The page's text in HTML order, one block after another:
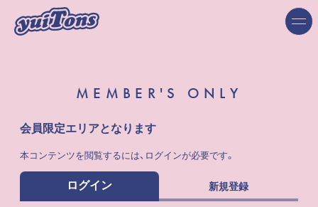
MEMBER'S ONLY
会員限定エリアとなります
本コンテンツを閲覧するには、ログインが必要です。
ログイン 新規登録